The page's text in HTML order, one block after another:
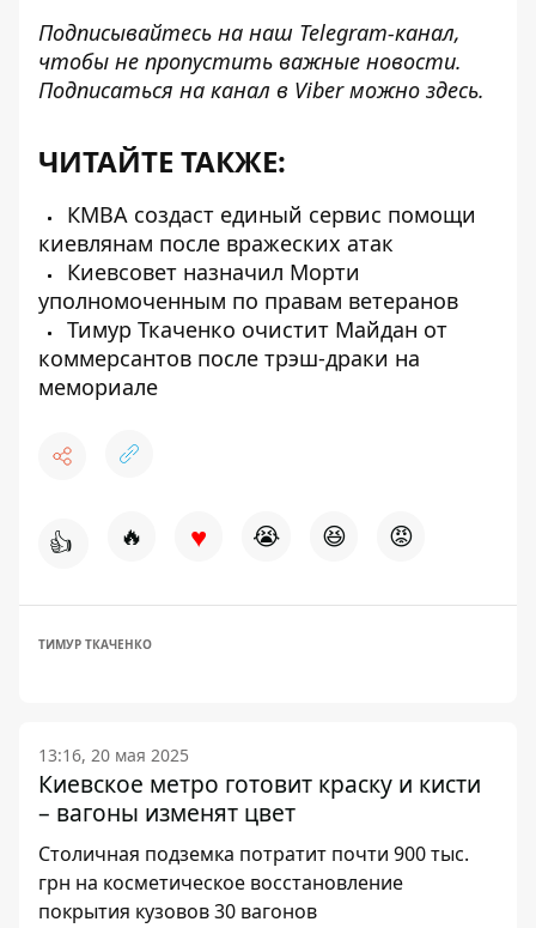
Подписывайтесь на наш Telegram-канал,
чтобы не пропустить важные новости.
Подписаться на канал в Viber можно здесь.
ЧИТАЙТЕ ТАКЖЕ:
КМВА создаст единый сервис помощи
киевлянам после вражеских атак
Киевсовет назначил Морти
уполномоченным по правам ветеранов
Тимур Ткаченко очистит Майдан от
коммерсантов после трэш-драки на
мемориале
👍 🔥 ♥ 😭 😆 😡
ТИМУР ТКАЧЕНКО
13:16, 20 мая 2025
Киевское метро готовит краску и кисти
– вагоны изменят цвет
Столичная подземка потратит почти 900 тыс.
грн на косметическое восстановление
покрытия кузовов 30 вагонов